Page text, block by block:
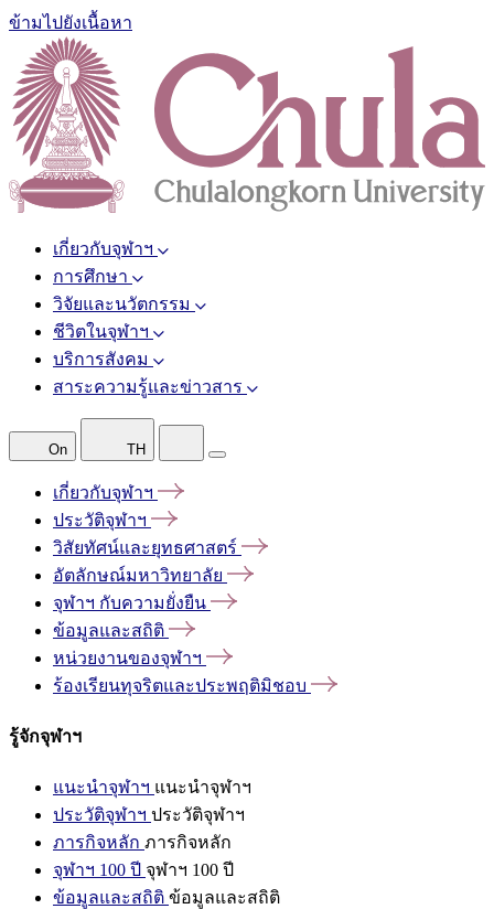
ข้ามไปยังเนื้อหา
เกี่ยวกับจุฬาฯ
การศึกษา
วิจัยและนวัตกรรม
ชีวิตในจุฬาฯ
บริการสังคม
สาระความรู้และข่าวสาร
On TH
เกี่ยวกับจุฬาฯ
ประวัติจุฬาฯ
วิสัยทัศน์และยุทธศาสตร์
อัตลักษณ์มหาวิทยาลัย
จุฬาฯ กับความยั่งยืน
ข้อมูลและสถิติ
หน่วยงานของจุฬาฯ
ร้องเรียนทุจริตและประพฤติมิชอบ
รู้จักจุฬาฯ
แนะนำจุฬาฯ แนะนำจุฬาฯ
ประวัติจุฬาฯ ประวัติจุฬาฯ
ภารกิจหลัก ภารกิจหลัก
จุฬาฯ 100 ปี จุฬาฯ 100 ปี
ข้อมูลและสถิติ ข้อมูลและสถิติ